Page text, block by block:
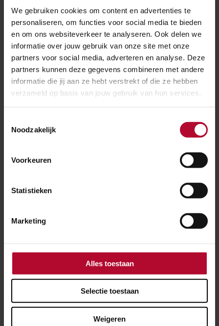
We gebruiken cookies om content en advertenties te
personaliseren, om functies voor social media te bieden
en om ons websiteverkeer te analyseren. Ook delen we
informatie over jouw gebruik van onze site met onze
partners voor social media, adverteren en analyse. Deze
partners kunnen deze gegevens combineren met andere
informatie die jij aan ze hebt verstrekt of die ze hebben
verzameld op basis van jouw gebruik van hun services.
Noodzakelijk
Voorkeuren
Statistieken
Marketing
Alles toestaan
Selectie toestaan
Weigeren
Lees meerhttps://www.prorail.nl/nieuws/vijfde-
testdag-gemeten-dichtligtijden-en-gedrag-op-
Ben je tevreden over de informatie op
deze pagina?
Ja Nee
Woon of werk je binnen 300 meter van het
werkzaamheden in jouw buurt gepland staan.